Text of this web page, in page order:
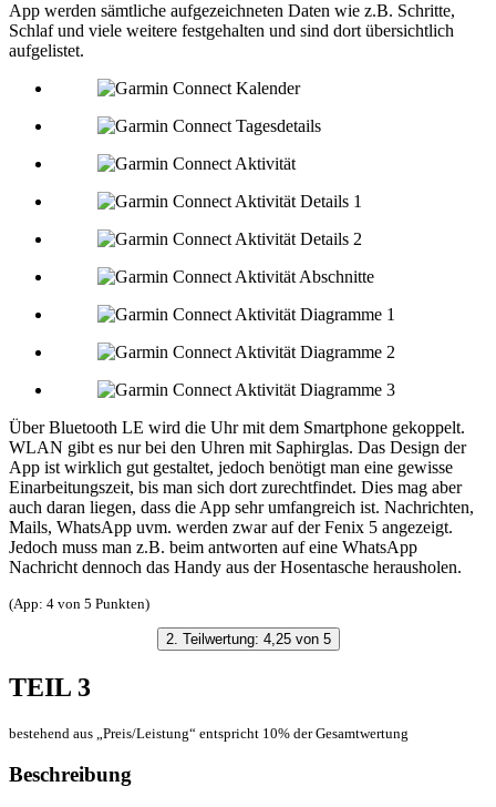
App werden sämtliche aufgezeichneten Daten wie z.B. Schritte,
Schlaf und viele weitere festgehalten und sind dort übersichtlich
aufgelistet.
Über Bluetooth LE wird die Uhr mit dem Smartphone gekoppelt.
WLAN gibt es nur bei den Uhren mit Saphirglas. Das Design der
App ist wirklich gut gestaltet, jedoch benötigt man eine gewisse
Einarbeitungszeit, bis man sich dort zurechtfindet. Dies mag aber
auch daran liegen, dass die App sehr umfangreich ist. Nachrichten,
Mails, WhatsApp uvm. werden zwar auf der Fenix 5 angezeigt.
Jedoch muss man z.B. beim antworten auf eine WhatsApp
Nachricht dennoch das Handy aus der Hosentasche herausholen.
(App: 4 von 5 Punkten)
2. Teilwertung: 4,25 von 5
TEIL 3
bestehend aus „Preis/Leistung“ entspricht 10% der Gesamtwertung
Beschreibung